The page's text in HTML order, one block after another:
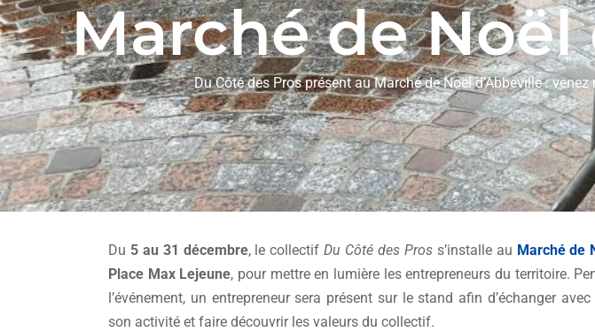
Marché de
Du Côté des Pros présent au Marché de Noël d’Abbeville :
Du 5 au 31 décembre, le collectifDu Côté des Pross’installe au Marché de
Place Max Lejeune, pour mettre en lumière les entrepreneurs du territoire.
l’événement, un entrepreneur sera présent sur le stand afin d’échanger
son activité et faire découvrir les valeurs du collectif.